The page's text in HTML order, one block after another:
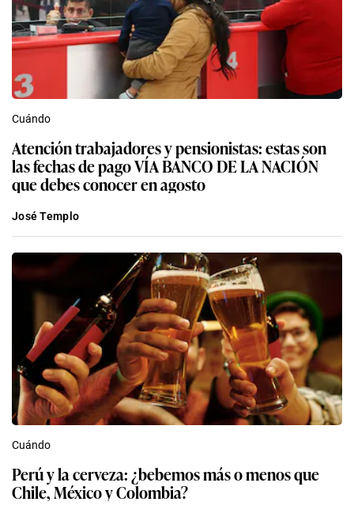
Cuándo
Atención trabajadores y pensionistas: estas son
las fechas de pago VÍA BANCO DE LA NACIÓN
que debes conocer en agosto
José Templo
Cuándo
Perú y la cerveza: ¿bebemos más o menos que
Chile, México y Colombia?